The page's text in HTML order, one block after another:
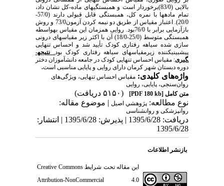
بالایی (83/0)برخوردار است و همبستگی­های ماده-کل نشان داد،
تمام ماده­ها با نمره کل، همبستگی قابل قبولی دارند (57/0-
20/0). اعتبار مقیاس از طریق دو نیمه کردن آزمون73/0 و روش
بازآزمایی برابر با 76/0بود. روایی همزمان این مقیاس به­واسطه
همبستگی متوسط (25/0-18/0) آن با اکثر زیر مقیاس­های درونی
سازی شده سیاهه رفتاری کودک تأیید شد و احساس تنهایی
پیش­بینی­کننده زیر­مقیاس­های سیاهه رفتاری کودک بود.نتیجه­
گیری: مقیاس احساس تنهایی کودک در جامعه دانش­آموزان دختر
دوره دبستان شهر کرمان دارای روایی و پایایی مناسبی است.
واژه‌های کلیدی: مقیاس احساس تنهایی، ویژگی‌های
روان‌سنجی، پایایی، روایی
متن کامل[PDF 180 kb]
(۵۱۵۰ دریافت)
نوع مطالعه: پژوهشي اصيل | موضوع مقاله:
روانپزشکی و روانشناسی
دریافت: 1395/6/28 | پذیرش: 1395/6/28 | انتشار:
1395/6/28
بازنشر اطلاعات
این مقاله تحت شرایطCreative Commons
Attribution-NonCommercial 4.0